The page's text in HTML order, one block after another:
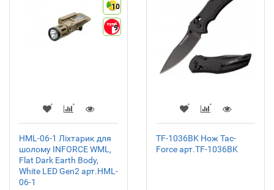
10
9
HML-06-1 Ліхтарик для
шолому INFORCE WML,
Flat Dark Earth Body,
White LED Gen2 арт.HML-
06-1
TF-1036BK Нож Tac-
Force арт.TF-1036BK